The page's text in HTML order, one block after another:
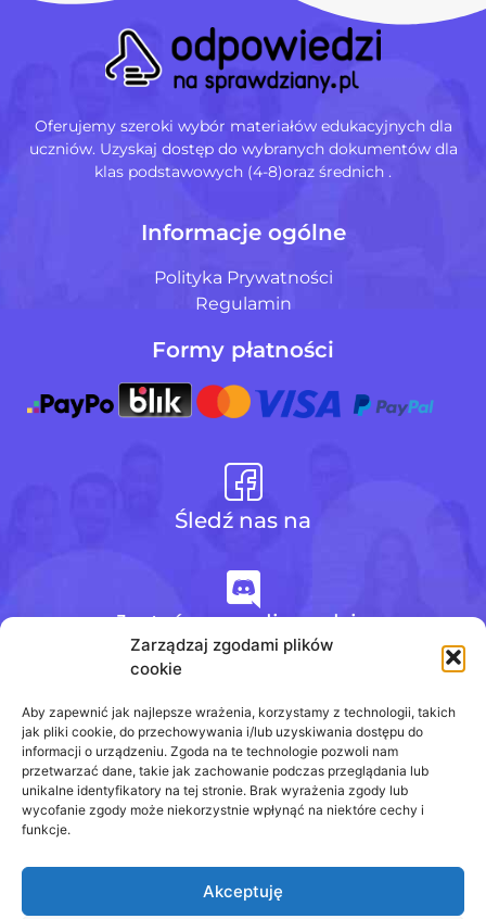
Zarządzaj zgodami plików
cookie
Aby zapewnić jak najlepsze wrażenia, korzystamy z technologii, takich
jak pliki cookie, do przechowywania i/lub uzyskiwania dostępu do
informacji o urządzeniu. Zgoda na te technologie pozwoli nam
przetwarzać dane, takie jak zachowanie podczas przeglądania lub
unikalne identyfikatory na tej stronie. Brak wyrażenia zgody lub
wycofanie zgody może niekorzystnie wpłynąć na niektóre cechy i
funkcje.
Akceptuję
Oferujemy szeroki wybór materiałów edukacyjnych dla
uczniów. Uzyskaj dostęp do wybranych dokumentów dla
klas podstawowych (4-8)oraz średnich .
Informacje ogólne
Polityka Prywatności
Regulamin
Formy płatności
Śledź nas na
Jesteśmy na discordzie
+48 728 484 484
biuro@odpowiedzinasprawdziany.pl
Prawa Autorskie © 2020 - 2026
odpowiedzinasprawdziany.pl wszelkie prawa